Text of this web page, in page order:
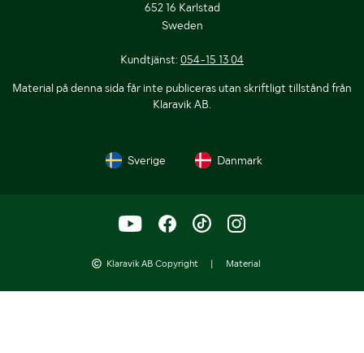
652 16 Karlstad
Sweden
Kundtjänst: 054-15 13 04
Material på denna sida får inte publiceras utan skriftligt tillstånd från
Klaravik AB.
Sverige Danmark
Klaravik AB Copyright | Material